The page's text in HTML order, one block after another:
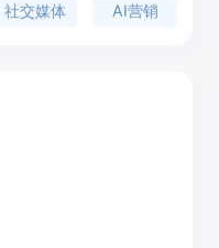
并使用营销计划增加
社交媒体 AI营销